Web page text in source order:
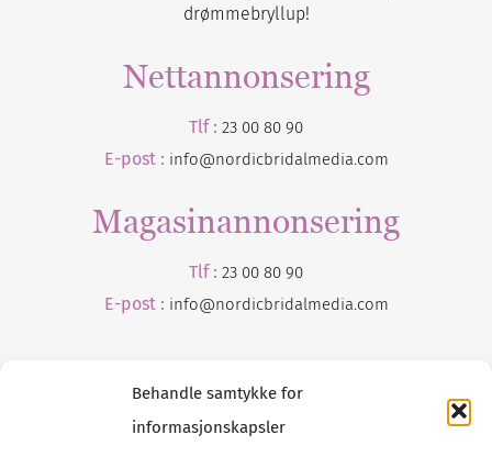
Behandle samtykke for
informasjonskapsler
drømmebryllup!
Nettannonsering
Tlf : 23 00 80 90
E-post : info@nordicbridalmedia.com
Magasinannonsering
Tlf : 23 00 80 90
E-post : info@nordicbridalmedia.com